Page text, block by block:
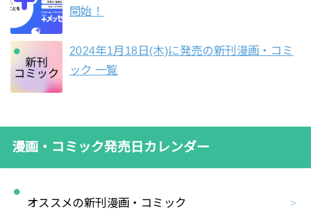
開始！
2024年1月18日(木)に発売の新刊漫画・コミ
ック 一覧
漫画・コミック発売日カレンダー
オススメの新刊漫画・コミック